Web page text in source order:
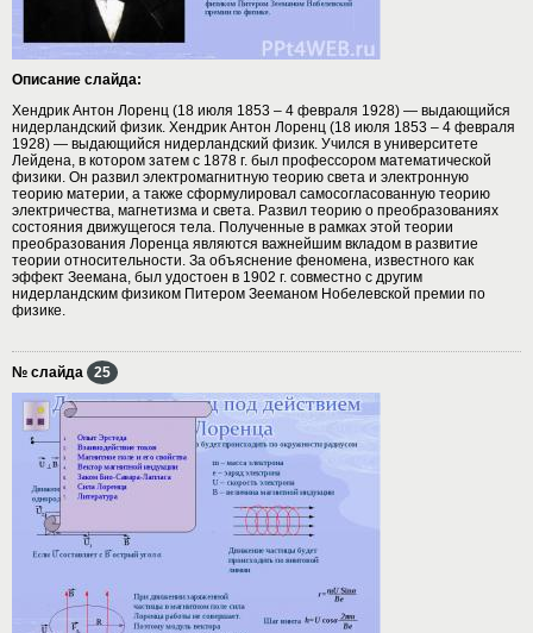
Описание слайда:
Хендрик Антон Лоренц (18 июля 1853 – 4 февраля 1928) — выдающийся
нидерландский физик. Хендрик Антон Лоренц (18 июля 1853 – 4 февраля
1928) — выдающийся нидерландский физик. Учился в университете
Лейдена, в котором затем с 1878 г. был профессором математической
физики. Он развил электромагнитную теорию света и электронную
теорию материи, а также сформулировал самосогласованную теорию
электричества, магнетизма и света. Развил теорию о преобразованиях
состояния движущегося тела. Полученные в рамках этой теории
преобразования Лоренца являются важнейшим вкладом в развитие
теории относительности. За объяснение феномена, известного как
эффект Зеемана, был удостоен в 1902 г. совместно с другим
нидерландским физиком Питером Зееманом Нобелевской премии по
физике.
№ слайда 25